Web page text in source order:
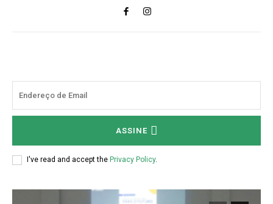
ASSINE
I've read and accept the Privacy Policy.